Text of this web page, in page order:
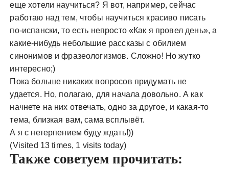
еще хотели научиться? Я вот, например, сейчас
работаю над тем, чтобы научиться красиво писать
по-испански, то есть непросто «Как я провел день», а
какие-нибудь небольшие рассказы с обилием
синонимов и фразеологизмов. Сложно! Но жутко
интересно;)
Пока больше никаких вопросов придумать не
удается. Но, полагаю, для начала довольно. А как
начнете на них отвечать, одно за другое, и какая-то
тема, близкая вам, сама всплывёт.
А я с нетерпением буду ждать!))
(Visited 13 times, 1 visits today)
Также советуем прочитать: